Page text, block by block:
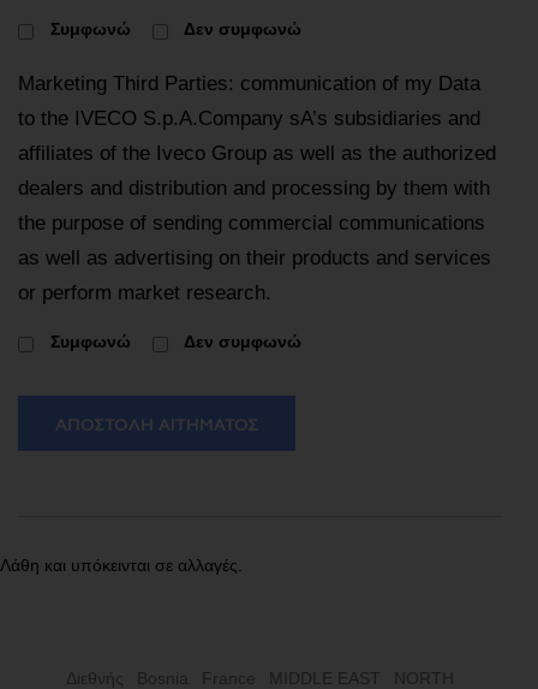
Συμφωνώ Δεν συμφωνώ
Marketing Third Parties: communication of my Data
to the IVECO S.p.A.Company sA’s subsidiaries and
affiliates of the Iveco Group as well as the authorized
dealers and distribution and processing by them with
the purpose of sending commercial communications
as well as advertising on their products and services
or perform market research.
Συμφωνώ Δεν συμφωνώ
ΑΠΟΣΤΟΛΉ ΑΙΤΉΜΑΤΟΣ
Λάθη και υπόκεινται σε αλλαγές.
Διεθνής Bosnia France MIDDLE EAST
NORTH